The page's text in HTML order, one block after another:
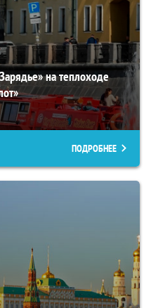
на теплоходе
ПОДРОБНЕЕ